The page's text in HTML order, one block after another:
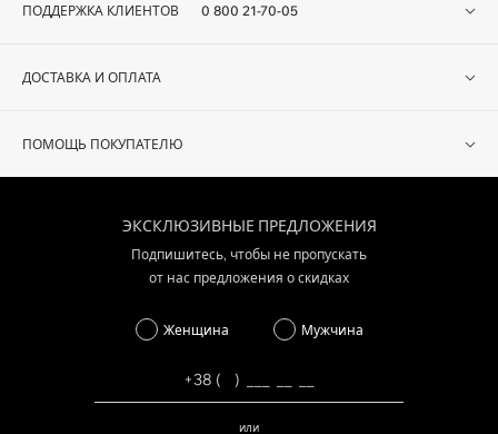
ПОДДЕРЖКА КЛИЕНТОВ 0 800 21-70-05
ДОСТАВКА И ОПЛАТА
ПОМОЩЬ ПОКУПАТЕЛЮ
ЭКСКЛЮЗИВНЫЕ ПРЕДЛОЖЕНИЯ
Подпишитесь, чтобы не пропускать
от нас предложения о скидках
Женщина Мужчина
или